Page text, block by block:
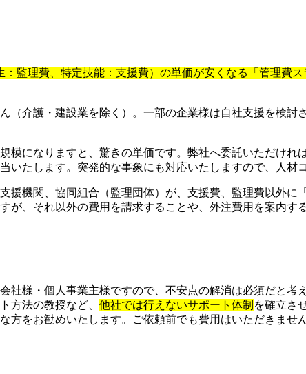
監理費、特定技能：支援費）の単価が安くなる「管理費ス
（介護・建設業を除く）。一部の企業様は自社支援を検討
模になりますと、驚きの単価です。弊社へ委託いただけれ
たします。突発的な事象にも対応いたしますので、人材
援機関、協同組合（監理団体）が、支援費、監理費以外
が、それ以外の費用を請求することや、外注費用を案内す
会社様・個人事業主様ですので、不安点の解消は必須だと
方法の教授など、 他社では行えないサポート体制 を確立さ
方をお勧めいたします。ご依頼前でも費用はいただきま